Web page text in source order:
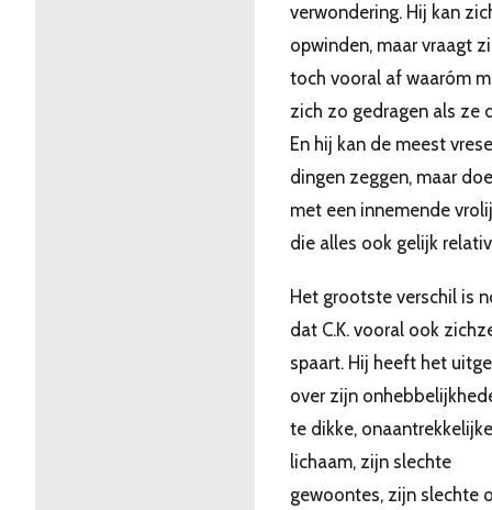
verwondering. Hij kan
opwinden, maar vraagt
toch vooral af waaróm
zich zo gedragen als ze
En hij kan de meest
dingen zeggen, maar
met een innemende
die alles ook gelijk
Het grootste verschil is
dat C.K. vooral ook
spaart. Hij heeft het
over zijn
te dikke, onaantrekkelijke
lichaam, zijn slechte
gewoontes, zijn slechte